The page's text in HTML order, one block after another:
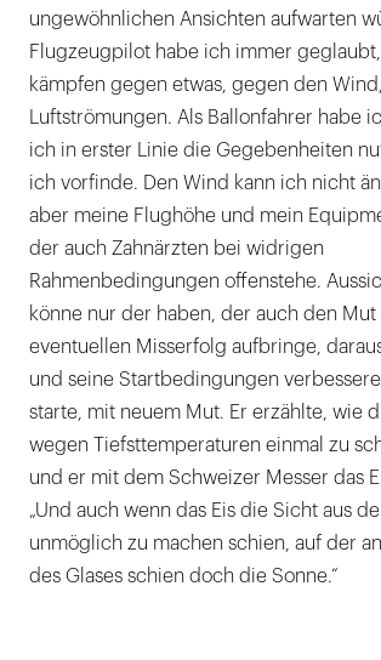
ungewöhnlichen Ansichten aufwarten
Flugzeugpilot habe ich immer
kämpfen gegen etwas, gegen den
Luftströmungen. Als Ballonfahrer habe
ich in erster Linie die Gegebenheiten
ich vorfinde. Den Wind kann ich nicht
aber meine Flughöhe und mein
der auch Zahnärzten bei widrigen
Rahmenbedingungen offenstehe.
könne nur der haben, der auch den Mut
eventuellen Misserfolg aufbringe,
und seine Startbedingungen
starte, mit neuem Mut. Er erzählte, wie
wegen Tiefsttemperaturen einmal zu
und er mit dem Schweizer Messer das
„Und auch wenn das Eis die Sicht aus
unmöglich zu machen schien, auf der
des Glases schien doch die Sonne.“